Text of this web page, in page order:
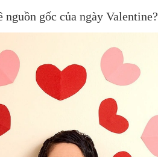
gốc của ngày Valentine?